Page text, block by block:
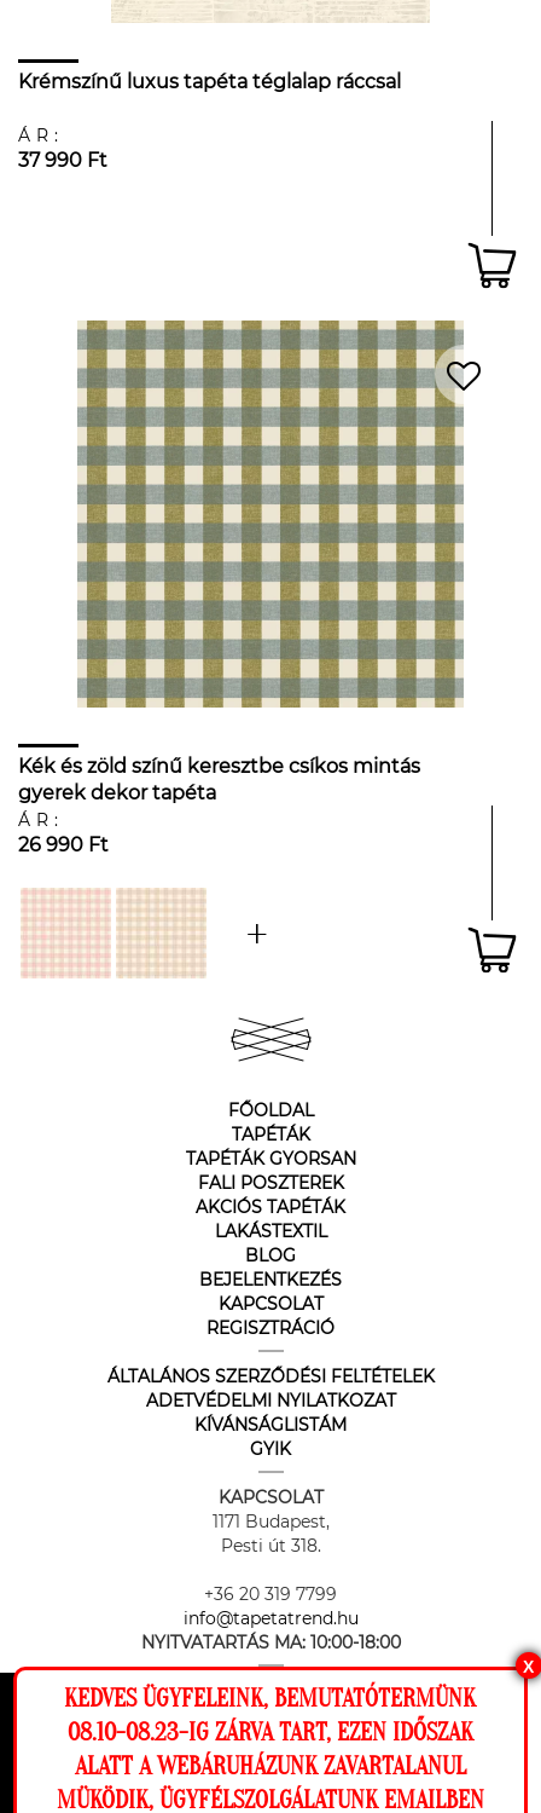
Ez a weboldal cookie-kat használ, hogy a
lehető legjobb élményt nyújtsa honlapunkon.
Beállítások
Krémszínű luxus tapéta téglalap ráccsal
ÁR:
37 990 Ft
Kék és zöld színű keresztbe csíkos mintás
gyerek dekor tapéta
ÁR:
26 990 Ft
FŐOLDAL
TAPÉTÁK
TAPÉTÁK GYORSAN
FALI POSZTEREK
AKCIÓS TAPÉTÁK
LAKÁSTEXTIL
BLOG
BEJELENTKEZÉS
KAPCSOLAT
REGISZTRÁCIÓ
ÁLTALÁNOS SZERZŐDÉSI FELTÉTELEK
ADETVÉDELMI NYILATKOZAT
KÍVÁNSÁGLISTÁM
GYIK
KAPCSOLAT
1171 Budapest,
Pesti út 318.
+36 20 319 7799
info@tapetatrend.hu
NYITVATARTÁS MA: 10:00-18:00
Az online fizetést a Barion Payment Zrt. biztosítja, MNB engedély
X
KEDVES ÜGYFELEINK, BEMUTATÓTERMÜNK
08.10-08.23-IG ZÁRVA TART, EZEN IDŐSZAK
ALATT A WEBÁRUHÁZUNK ZAVARTALANUL
MÜKÖDIK, ÜGYFÉLSZOLGÁLATUNK EMAILBEN